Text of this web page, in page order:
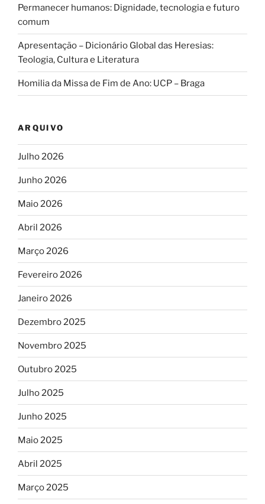
Permanecer humanos: Dignidade, tecnologia e futuro
comum
Apresentação – Dicionário Global das Heresias:
Teologia, Cultura e Literatura
Homilia da Missa de Fim de Ano: UCP – Braga
ARQUIVO
Julho 2026
Junho 2026
Maio 2026
Abril 2026
Março 2026
Fevereiro 2026
Janeiro 2026
Dezembro 2025
Novembro 2025
Outubro 2025
Julho 2025
Junho 2025
Maio 2025
Abril 2025
Março 2025